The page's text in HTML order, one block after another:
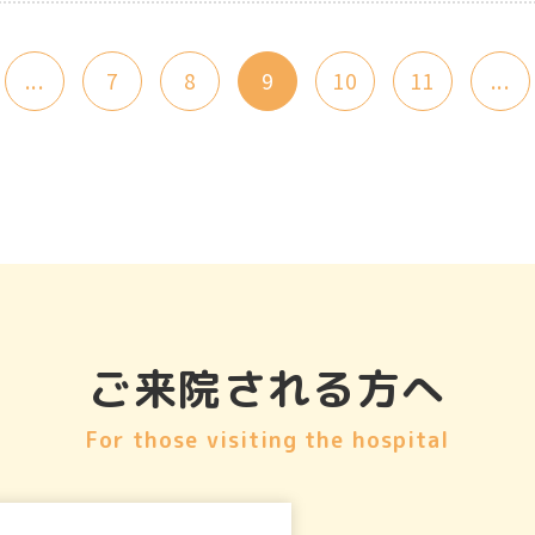
... 7 8 9 10 11 ...
ご来院される方へ
For those visiting the hospital